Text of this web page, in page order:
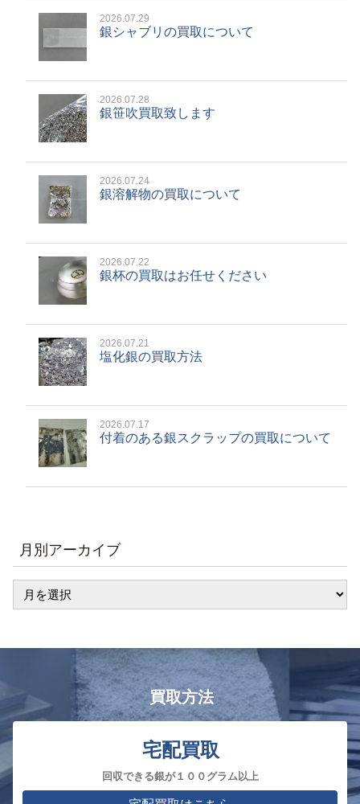
2026.07.29
銀シャブリの買取について
2026.07.28
銀笹吹買取致します
2026.07.24
銀溶解物の買取について
2026.07.22
銀杯の買取はお任せください
2026.07.21
塩化銀の買取方法
2026.07.17
付着のある銀スクラップの買取について
月別アーカイブ
買取方法
宅配買取
回収できる銀が１００グラム以上